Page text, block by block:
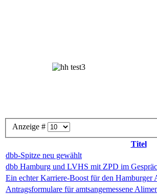
Anzeige #
Titel
dbb-Spitze neu gewählt
dbb Hamburg und LVHS mit ZPD im
Ein echter Karriere-Boost für den Hamburger
Antragsformulare für amtsangemessene